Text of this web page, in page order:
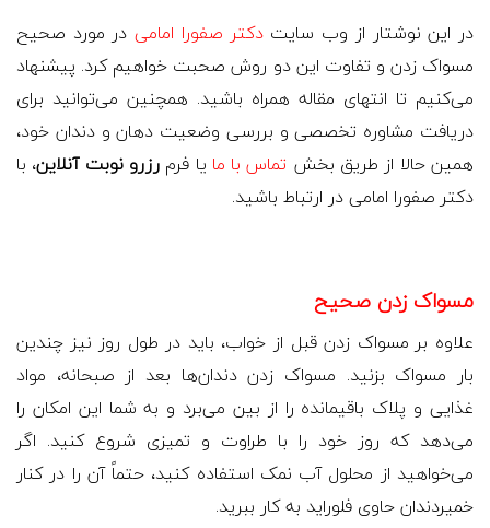
در این نوشتار از وب سایتدکتر صفورا امامیدر مورد صحیح
مسواک زدن و تفاوت این دو روش صحبت خواهیم کرد. پیشنهاد
می‌کنیم تا انتهای مقاله همراه باشید. همچنین می‌توانید برای
دریافت مشاوره تخصصی و بررسی وضعیت دهان و دندان خود،
همین حالا از طریق بخش تماس با ما یا فرمرزرو نوبت آنلاین، با
دکتر صفورا امامی در ارتباط باشید.
مسواک زدن صحیح
علاوه بر مسواک زدن قبل از خواب، باید در طول روز نیز چندین
بار مسواک بزنید. مسواک زدن دندان‌ها بعد از صبحانه، مواد
غذایی و پلاک باقیمانده را از بین می‌برد و به شما این امکان را
می‌دهد که روز خود را با طراوت و تمیزی شروع کنید. اگر
می‌خواهید از محلول آب نمک استفاده کنید، حتماً آن را در کنار
خمیردندان حاوی فلوراید به کار ببرید.